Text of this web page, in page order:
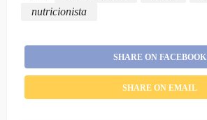
nutricionista
SHARE ON FACEBOOK
SHARE ON EMAIL